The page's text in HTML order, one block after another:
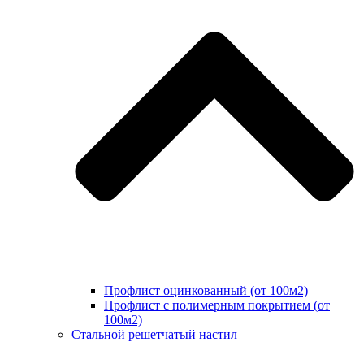
Профлист оцинкованный (от 100м2)
Профлист с полимерным покрытием (от
100м2)
Стальной решетчатый настил